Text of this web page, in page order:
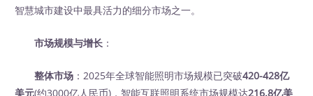
智慧城市建设中最具活力的细分市场之一。
市场规模与增长 ：
整体市场 ：2025年全球智能照明市场规模已突破420-428亿
美元(约3000亿人民币)，智能互联照明系统市场规模达216.8亿美